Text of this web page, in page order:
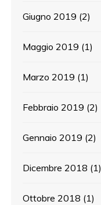
Giugno 2019 (2)
Maggio 2019 (1)
Marzo 2019 (1)
Febbraio 2019 (2)
Gennaio 2019 (2)
Dicembre 2018 (1)
Ottobre 2018 (1)